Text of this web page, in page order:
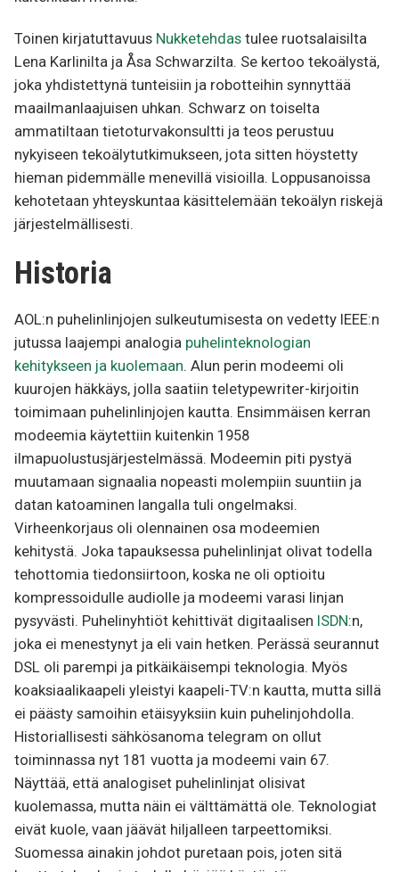
Toinen kirjatuttavuus Nukketehdas tulee ruotsalaisilta
Lena Karlinilta ja Åsa Schwarzilta. Se kertoo tekoälystä,
joka yhdistettynä tunteisiin ja robotteihin synnyttää
maailmanlaajuisen uhkan. Schwarz on toiselta
ammatiltaan tietoturvakonsultti ja teos perustuu
nykyiseen tekoälytutkimukseen, jota sitten höystetty
hieman pidemmälle menevillä visioilla. Loppusanoissa
kehotetaan yhteyskuntaa käsittelemään tekoälyn riskejä
järjestelmällisesti.
Historia
AOL:n puhelinlinjojen sulkeutumisesta on vedetty IEEE:n
jutussa laajempi analogia puhelinteknologian
kehitykseen ja kuolemaan. Alun perin modeemi oli
kuurojen häkkäys, jolla saatiin teletypewriter-kirjoitin
toimimaan puhelinlinjojen kautta. Ensimmäisen kerran
modeemia käytettiin kuitenkin 1958
ilmapuolustusjärjestelmässä. Modeemin piti pystyä
muutamaan signaalia nopeasti molempiin suuntiin ja
datan katoaminen langalla tuli ongelmaksi.
Virheenkorjaus oli olennainen osa modeemien
kehitystä. Joka tapauksessa puhelinlinjat olivat todella
tehottomia tiedonsiirtoon, koska ne oli optioitu
kompressoidulle audiolle ja modeemi varasi linjan
pysyvästi. Puhelinyhtiöt kehittivät digitaalisen ISDN:n,
joka ei menestynyt ja eli vain hetken. Perässä seurannut
DSL oli parempi ja pitkäikäisempi teknologia. Myös
koaksiaalikaapeli yleistyi kaapeli-TV:n kautta, mutta sillä
ei päästy samoihin etäisyyksiin kuin puhelinjohdolla.
Historiallisesti sähkösanoma telegram on ollut
toiminnassa nyt 181 vuotta ja modeemi vain 67.
Näyttää, että analogiset puhelinlinjat olisivat
kuolemassa, mutta näin ei välttämättä ole. Teknologiat
eivät kuole, vaan jäävät hiljalleen tarpeettomiksi.
Suomessa ainakin johdot puretaan pois, joten sitä